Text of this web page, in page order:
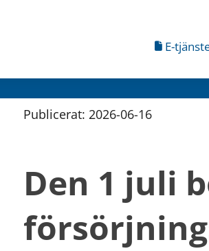
E-
Publicerat: 2026-06-16
Den 1 juli